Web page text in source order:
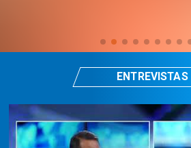
ENTREVISTAS